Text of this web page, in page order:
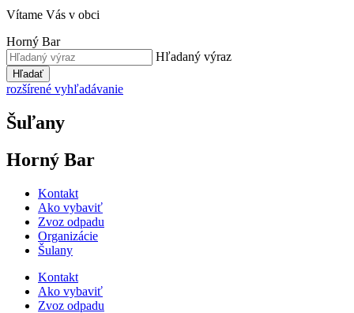
Vítame Vás v obci
Horný Bar
Hľadaný výraz
Hľadať
rozšírené vyhľadávanie
Šuľany
Horný Bar
Kontakt
Ako vybaviť
Zvoz odpadu
Organizácie
Šulany
Kontakt
Ako vybaviť
Zvoz odpadu